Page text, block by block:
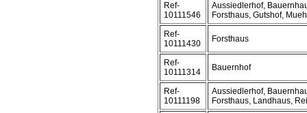
Ref-
10111546
Aussiedlerhof,
Forsthaus, Gutshof,
Ref-
10111430
Forsthaus
Ref-
10111314
Bauernhof
Ref-
10111198
Aussiedlerhof,
Forsthaus, Landhaus,